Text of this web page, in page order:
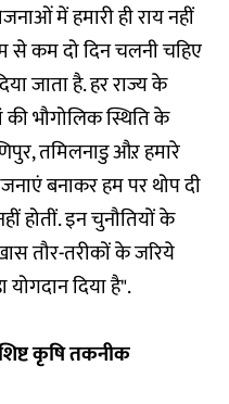
में हमारी ही राय नहीं
कम दो दिन चलनी चहिए
जाता है. हर राज्य के
भौगोलिक स्थिति के
तमिलनाडु औऱ हमारे
बनाकर हम पर थोप दी
होतीं. इन चुनौतियों के
तौर-तरीकों के जरिये
दिया है".
कृषि तकनीक